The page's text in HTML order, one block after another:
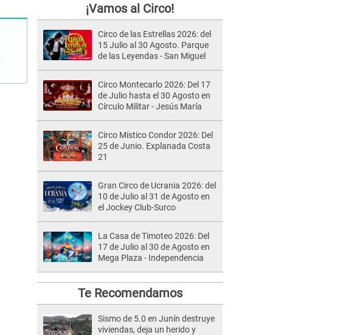
¡Vamos al Circo!
Circo de las Estrellas 2026: del
15 Julio al 30 Agosto. Parque
de las Leyendas - San Miguel
Circo Montecarlo 2026: Del 17
de Julio hasta el 30 Agosto en
Círculo Militar - Jesús María
Circo Místico Condor 2026: Del
25 de Junio. Explanada Costa
21
Gran Circo de Ucrania 2026: del
10 de Julio al 31 de Agosto en
el Jockey Club-Surco
La Casa de Timoteo 2026: Del
17 de Julio al 30 de Agosto en
Mega Plaza - Independencia
Te Recomendamos
Sismo de 5.0 en Junín destruye
viviendas, deja un herido y